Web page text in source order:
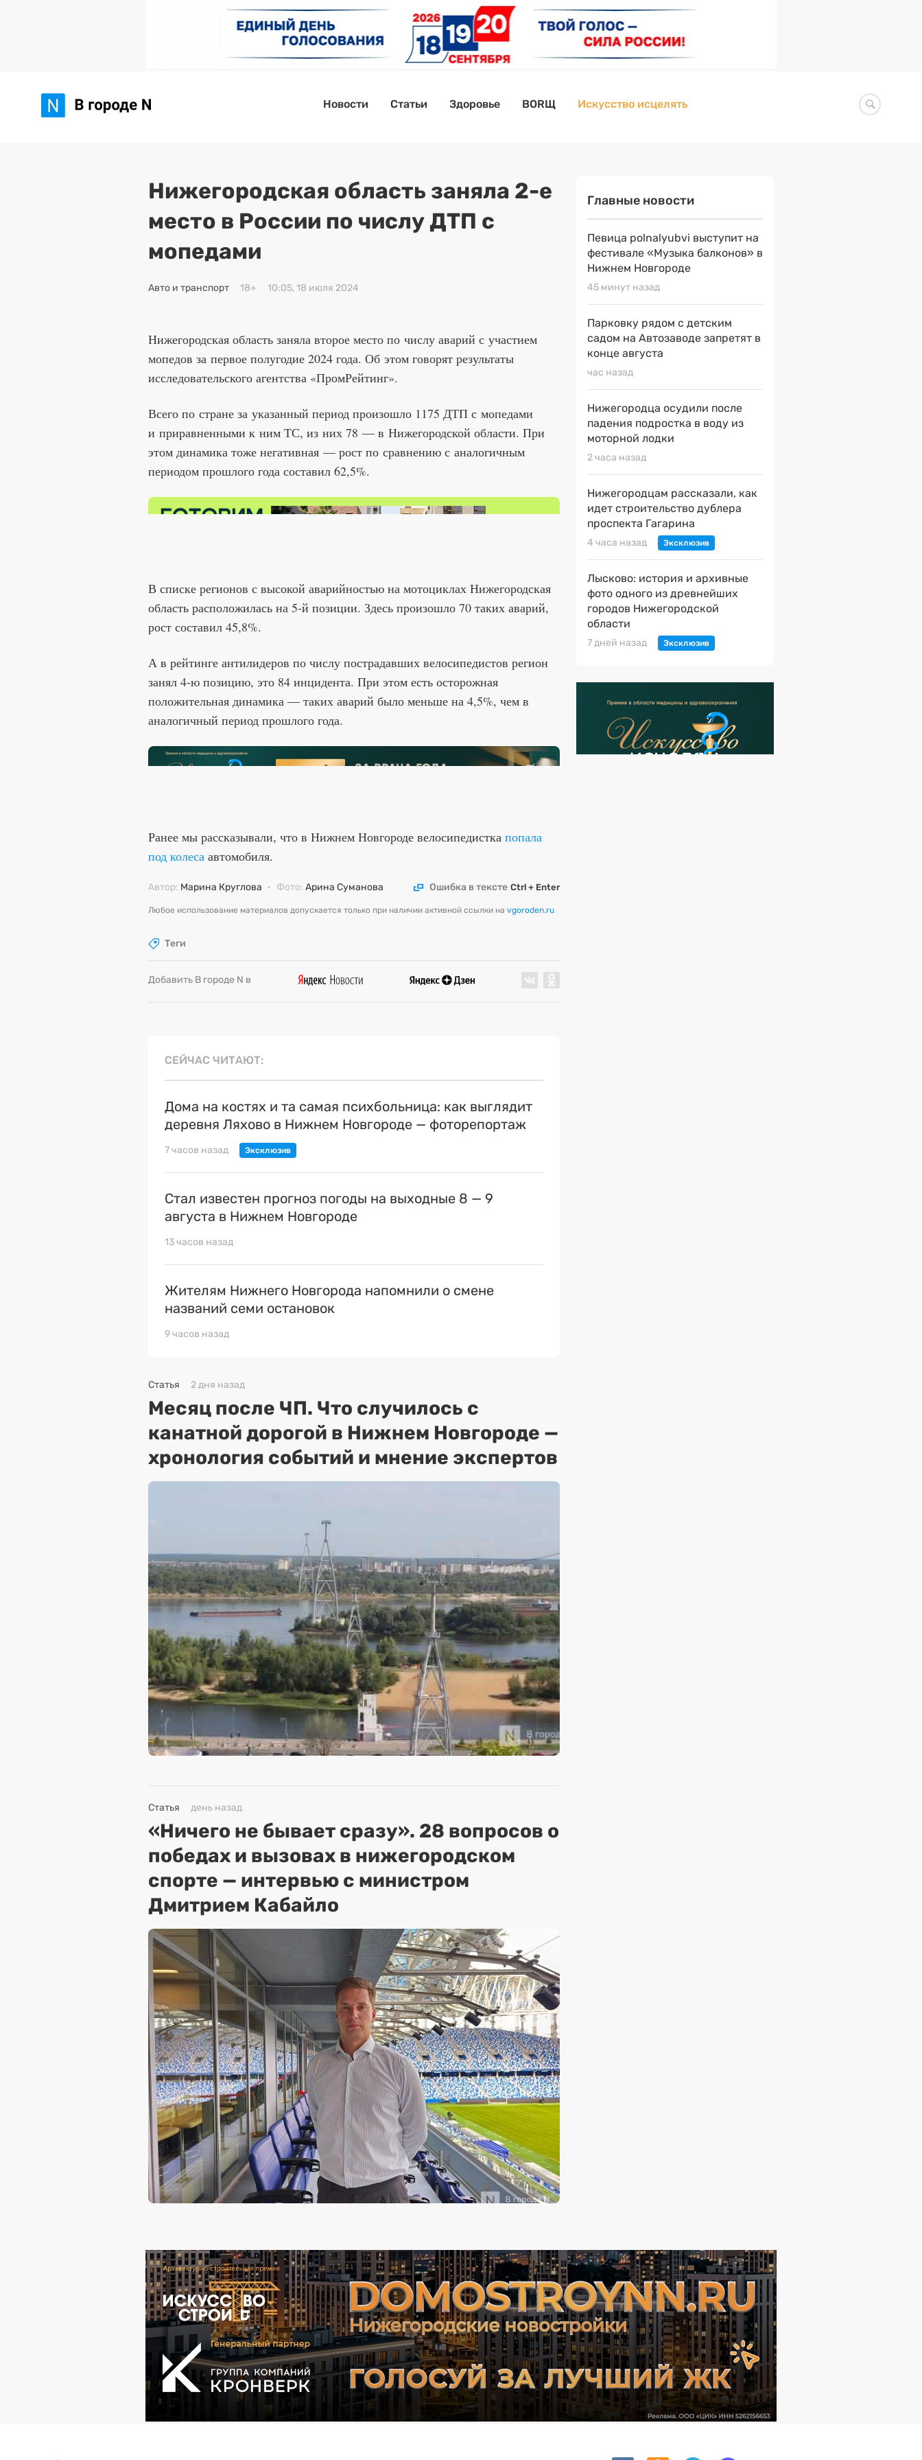
Новости Статьи Здоровье BORЩ Искусство исцелять
Нижегородская область заняла 2-е
место в России по числу ДТП с
мопедами
Авто и транспорт 18+ 10:05, 18 июля 2024
Нижегородская область заняла второе место по числу аварий с участием
мопедов за первое полугодие 2024 года. Об этом говорят результаты
исследовательского агентства «ПромРейтинг».
Всего по стране за указанный период произошло 1175 ДТП с мопедами
и приравненными к ним ТС, из них 78 — в Нижегородской области. При
этом динамика тоже негативная — рост по сравнению с аналогичным
периодом прошлого года составил 62,5%.
В списке регионов с высокой аварийностью на мотоциклах Нижегородская
область расположилась на 5-й позиции. Здесь произошло 70 таких аварий,
рост составил 45,8%.
А в рейтинге антилидеров по числу пострадавших велосипедистов регион
занял 4-ю позицию, это 84 инцидента. При этом есть осторожная
положительная динамика — таких аварий было меньше на 4,5%, чем в
аналогичный период прошлого года.
Ранее мы рассказывали, что в Нижнем Новгороде велосипедистка попала
под колеса автомобиля.
Автор: Марина Круглова · Фото: Арина Суманова Ошибка в тексте Ctrl + Enter
Любое использование материалов допускается только при наличии активной ссылки на vgoroden.ru
Теги
Добавить В городе N в
СЕЙЧАС ЧИТАЮТ
Дома на костях и та самая психбольница: как выглядит
деревня Ляхово в Нижнем Новгороде — фоторепортаж
7 часов назад
Стал известен прогноз погоды на выходные 8 — 9
августа в Нижнем Новгороде
13 часов назад
Жителям Нижнего Новгорода напомнили о смене
названий семи остановок
9 часов назад
Статья 2 дня назад
Месяц после ЧП. Что случилось с
канатной дорогой в Нижнем Новгороде —
хронология событий и мнение экспертов
Статья день назад
«Ничего не бывает сразу». 28 вопросов о
победах и вызовах в нижегородском
спорте — интервью с министром
Дмитрием Кабайло
Главные новости
Певица polnalyubvi выступит на
фестивале «Музыка балконов» в
Нижнем Новгороде
45 минут назад
Парковку рядом с детским
садом на Автозаводе запретят в
конце августа
час назад
Нижегородца осудили после
падения подростка в воду из
моторной лодки
2 часа назад
Нижегородцам рассказали, как
идет строительство дублера
проспекта Гагарина
4 часа назад
Лысково: история и архивные
фото одного из древнейших
городов Нижегородской
области
7 дней назад